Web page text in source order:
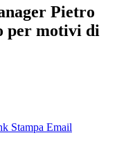
Pietro
per motivi di
Stampa Email